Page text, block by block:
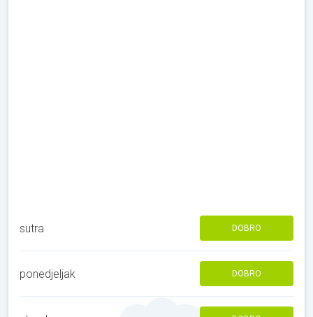
sutra DOBRO
ponedjeljak DOBRO